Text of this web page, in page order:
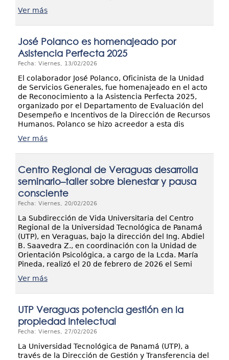
Ver más
José Polanco es homenajeado por
Asistencia Perfecta 2025
Fecha: Viernes, 13/02/2026
El colaborador José Polanco, Oficinista de la Unidad
de Servicios Generales, fue homenajeado en el acto
de Reconocimiento a la Asistencia Perfecta 2025,
organizado por el Departamento de Evaluación del
Desempeño e Incentivos de la Dirección de Recursos
Humanos. Polanco se hizo acreedor a esta dis
Ver más
Centro Regional de Veraguas desarrolla
seminario–taller sobre bienestar y pausa
consciente
Fecha: Viernes, 20/02/2026
La Subdirección de Vida Universitaria del Centro
Regional de la Universidad Tecnológica de Panamá
(UTP), en Veraguas, bajo la dirección del Ing. Abdiel
B. Saavedra Z., en coordinación con la Unidad de
Orientación Psicológica, a cargo de la Lcda. María
Pineda, realizó el 20 de febrero de 2026 el Semi
Ver más
UTP Veraguas potencia gestión en la
propiedad Intelectual
Fecha: Viernes, 27/02/2026
La Universidad Tecnológica de Panamá (UTP), a
través de la Dirección de Gestión y Transferencia del